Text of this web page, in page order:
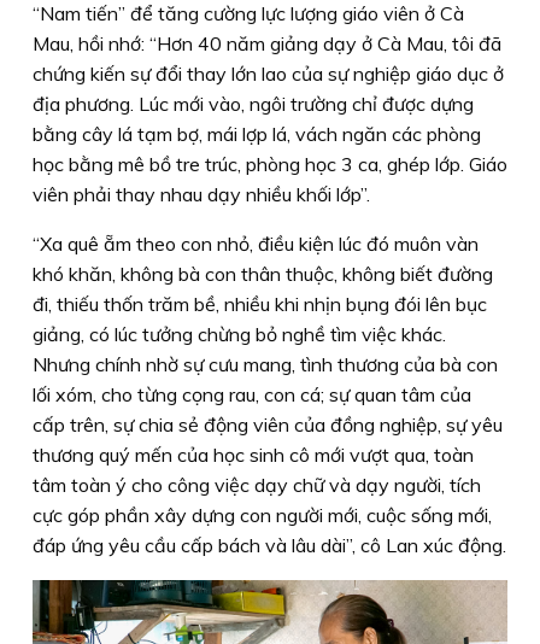
“Nam tiến” để tăng cường lực lượng giáo viên ở Cà
Mau, hồi nhớ: “Hơn 40 năm giảng dạy ở Cà Mau, tôi đã
chứng kiến sự đổi thay lớn lao của sự nghiệp giáo dục ở
địa phương. Lúc mới vào, ngôi trường chỉ được dựng
bằng cây lá tạm bợ, mái lợp lá, vách ngăn các phòng
học bằng mê bồ tre trúc, phòng học 3 ca, ghép lớp. Giáo
viên phải thay nhau dạy nhiều khối lớp”.
“Xa quê ẵm theo con nhỏ, điều kiện lúc đó muôn vàn
khó khăn, không bà con thân thuộc, không biết đường
đi, thiếu thốn trăm bề, nhiều khi nhịn bụng đói lên bục
giảng, có lúc tưởng chừng bỏ nghề tìm việc khác.
Nhưng chính nhờ sự cưu mang, tình thương của bà con
lối xóm, cho từng cọng rau, con cá; sự quan tâm của
cấp trên, sự chia sẻ động viên của đồng nghiệp, sự yêu
thương quý mến của học sinh cô mới vượt qua, toàn
tâm toàn ý cho công việc dạy chữ và dạy người, tích
cực góp phần xây dựng con người mới, cuộc sống mới,
đáp ứng yêu cầu cấp bách và lâu dài”, cô Lan xúc động.